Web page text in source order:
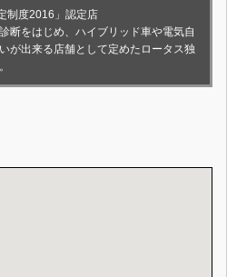
制度2016」認定店
断をはじめ、ハイブリッド車や電気自
が出来る店舗として定めたロータス独